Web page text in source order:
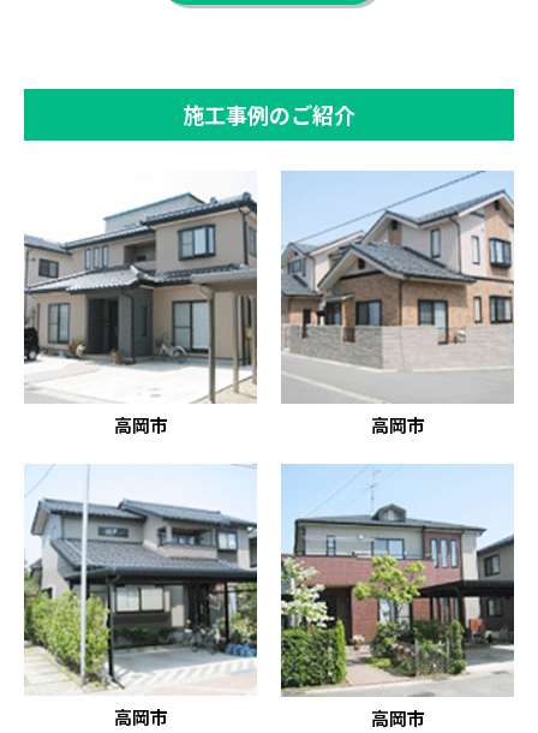
施工事例のご紹介
高岡市 高岡市
高岡市 高岡市